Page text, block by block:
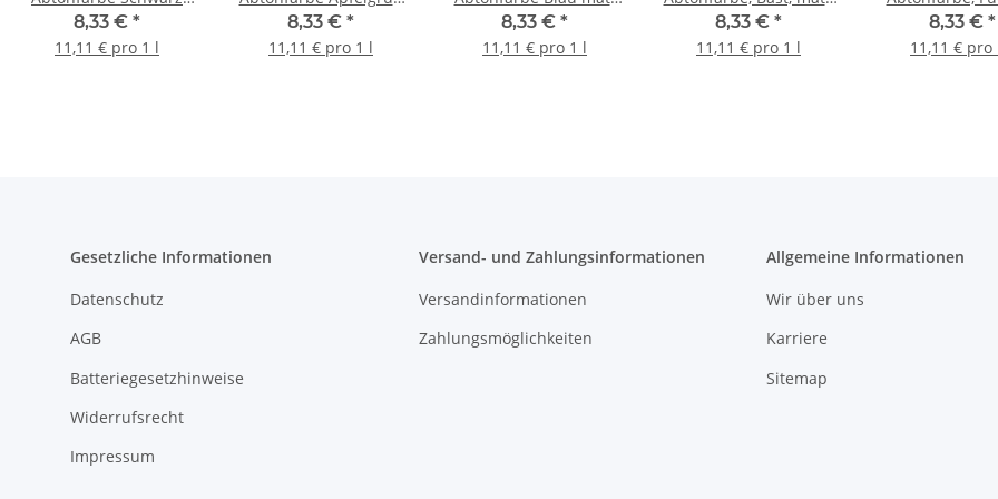
matt 0,75 l
8,33 € *
11,11 € pro 1 l
matt 0,75 l
8,33 € *
11,11 € pro 1 l
0,75 l
8,33 € *
11,11 € pro 1 l
0,75 l
8,33 € *
11,11 € pro 1 l
matt, 0,75 l
8,33 € *
11,11 € pro
Gesetzliche Informationen
Datenschutz
AGB
Batteriegesetzhinweise
Widerrufsrecht
Impressum
Versand- und Zahlungsinformationen
Versandinformationen
Zahlungsmöglichkeiten
Allgemeine Informationen
Wir über uns
Karriere
Sitemap